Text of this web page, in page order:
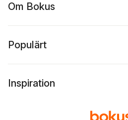
Om Bokus
Populärt
Inspiration